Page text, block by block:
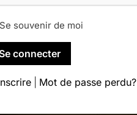
souvenir de moi
Mot de passe perdu?